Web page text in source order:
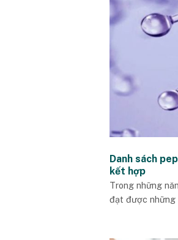
Danh sách
kết hợp
Trong những
đạt được những